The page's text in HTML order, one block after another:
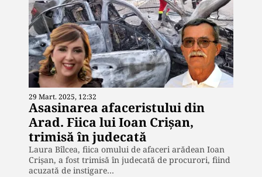
29 Mart. 2025, 12:32
Asasinarea afaceristului din
Arad. Fiica lui Ioan Crișan,
trimisă în judecată
Laura Bîlcea, fiica omului de afaceri arădean Ioan
Crişan, a fost trimisă în judecată de procurori, fiind
acuzată de instigare…